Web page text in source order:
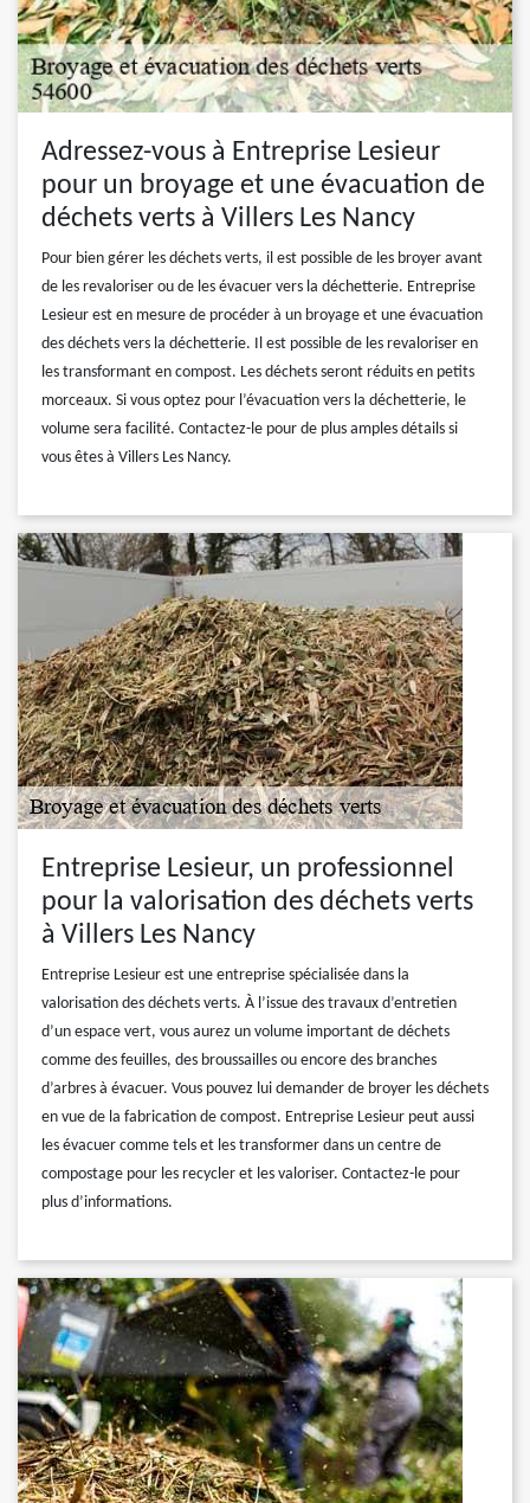
Adressez-vous à Entreprise Lesieur
pour un broyage et une évacuation de
déchets verts à Villers Les Nancy
Pour bien gérer les déchets verts, il est possible de les broyer avant
de les revaloriser ou de les évacuer vers la déchetterie. Entreprise
Lesieur est en mesure de procéder à un broyage et une évacuation
des déchets vers la déchetterie. Il est possible de les revaloriser en
les transformant en compost. Les déchets seront réduits en petits
morceaux. Si vous optez pour l’évacuation vers la déchetterie, le
volume sera facilité. Contactez-le pour de plus amples détails si
vous êtes à Villers Les Nancy.
Entreprise Lesieur, un professionnel
pour la valorisation des déchets verts
à Villers Les Nancy
Entreprise Lesieur est une entreprise spécialisée dans la
valorisation des déchets verts. À l’issue des travaux d’entretien
d’un espace vert, vous aurez un volume important de déchets
comme des feuilles, des broussailles ou encore des branches
d’arbres à évacuer. Vous pouvez lui demander de broyer les déchets
en vue de la fabrication de compost. Entreprise Lesieur peut aussi
les évacuer comme tels et les transformer dans un centre de
compostage pour les recycler et les valoriser. Contactez-le pour
plus d’informations.